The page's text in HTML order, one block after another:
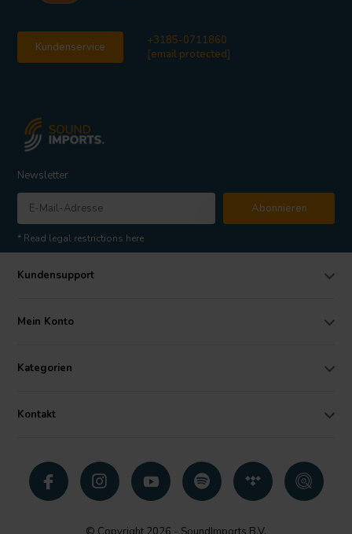
Kundenservice
+3185-0711860
[email protected]
Newsletter
Abonnieren
* Read legal restrictions here
Kundensupport
Mein Konto
Kategorien
Kontakt